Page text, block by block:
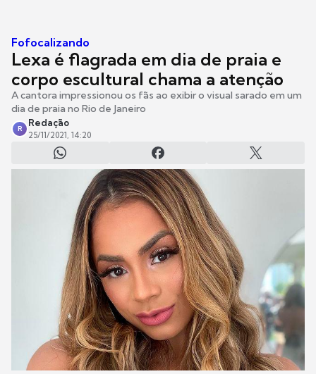
Fofocalizando
Lexa é flagrada em dia de praia e
corpo escultural chama a atenção
A cantora impressionou os fãs ao exibir o visual sarado em um
dia de praia no Rio de Janeiro
R
Redação
25/11/2021, 14:20